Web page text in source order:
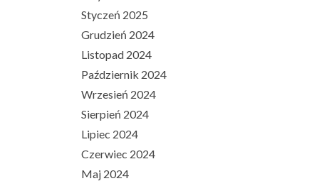
Styczeń 2025
Grudzień 2024
Listopad 2024
Październik 2024
Wrzesień 2024
Sierpień 2024
Lipiec 2024
Czerwiec 2024
Maj 2024